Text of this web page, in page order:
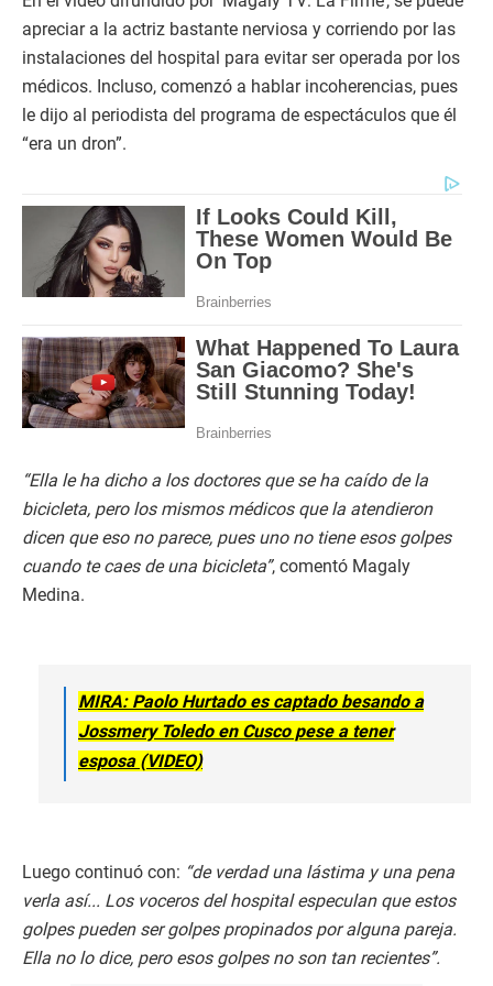
s
o
f
s
e
c
o
apreciar a la actriz bastante nerviosa y corriendo por las
instalaciones del hospital para evitar ser operada por los
médicos. Incluso, comenzó a hablar incoherencias, pues
le dijo al periodista del programa de espectáculos que él
“era un dron”.
“Ella le ha dicho a los doctores que se ha caído de la
bicicleta, pero los mismos médicos que la atendieron
dicen que eso no parece, pues uno no tiene esos golpes
cuando te caes de una bicicleta”, comentó Magaly
Medina.
MIRA: Paolo Hurtado es captado besando a
Jossmery Toledo en Cusco pese a tener
esposa (VIDEO)
Luego continuó con: “de verdad una lástima y una pena
verla así... Los voceros del hospital especulan que estos
golpes pueden ser golpes propinados por alguna pareja.
Ella no lo dice, pero esos golpes no son tan recientes”.